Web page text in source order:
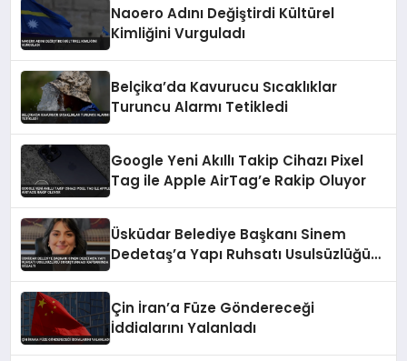
Naoero Adını Değiştirdi Kültürel
Kimliğini Vurguladı
Belçika’da Kavurucu Sıcaklıklar
Turuncu Alarmı Tetikledi
Google Yeni Akıllı Takip Cihazı Pixel
Tag ile Apple AirTag’e Rakip Oluyor
Üsküdar Belediye Başkanı Sinem
Dedetaş’a Yapı Ruhsatı Usulsüzlüğü
Çin İran’a Füze Göndereceği
İddialarını Yalanladı